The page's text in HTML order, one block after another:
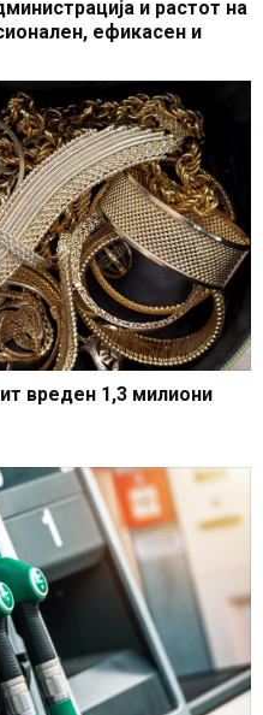
и растот на
ефикасен и
вреден 1,3 милиони